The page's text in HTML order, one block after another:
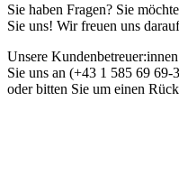
Sie haben Fragen? Sie
Sie uns! Wir freuen uns
Unsere
Sie uns an (+43 1 585 69
oder bitten Sie um einen